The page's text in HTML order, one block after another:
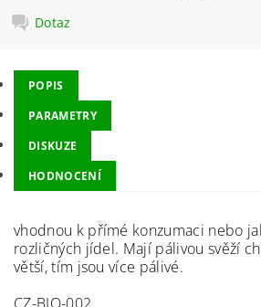
Dotaz
POPIS
PARAMETRY
DISKUZE
HODNOCENÍ
vhodnou k přímé konzumaci nebo
rozličných jídel. Mají pálivou svěží
větší, tím jsou více pálivé.